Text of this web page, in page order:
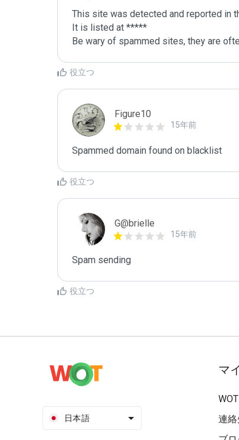
This site was detected and reported in
It is listed at *****
Be wary of spammed sites, they are
役立つ
Figure10
15年前
Spammed domain found on blacklist
役立つ
G@brielle
15年前
Spam sending
役立つ
日本語
マ
連